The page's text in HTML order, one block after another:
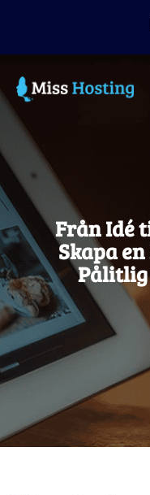
Från Idé
Skapa
Pålitlig